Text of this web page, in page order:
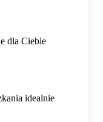
dla Ciebie
idealnie